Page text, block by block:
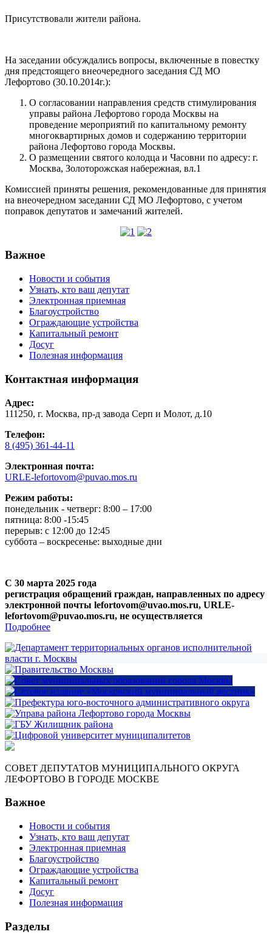
Присутствовали жители района.
На заседании обсуждались вопросы, включенные в повестку
дня предстоящего внеочередного заседания СД МО
Лефортово (30.10.2014г.):
О согласовании направления средств стимулирования
управы района Лефортово города Москвы на
проведение мероприятий по капитальному ремонту
многоквартирных домов и содержанию территории
района Лефортово города Москвы.
О размещении святого колодца и Часовни по адресу: г.
Москва, Золоторожская набережная, вл.1
Комиссией приняты решения, рекомендованные для принятия
на внеочередном заседании СД МО Лефортово, с учетом
поправок депутатов и замечаний жителей.
Важное
Новости и события
Узнать, кто ваш депутат
Электронная приемная
Благоустройство
Ограждающие устройства
Капитальный ремонт
Досуг
Полезная информация
Контактная информация
Адрес:
111250, г. Москва, пр-д завода Серп и Молот, д.10
Телефон:
8 (495) 361-44-11
Электронная почта:
URLE-lefortovom@puvao.mos.ru
Режим работы:
понедельник - четверг: 8:00 – 17:00
пятница: 8:00 -15:45
перерыв: с 12:00 до 12:45
суббота – воскресенье: выходные дни
С 30 марта 2025 года
регистрация обращений граждан, направленных по адресу
электронной почты lefortovom@uvao.mos.ru, URLE-
lefortovom@puvao.mos.ru, не осуществляется
Подробнее
СОВЕТ ДЕПУТАТОВ МУНИЦИПАЛЬНОГО ОКРУГА
ЛЕФОРТОВО В ГОРОДЕ МОСКВЕ
Важное
Новости и события
Узнать, кто ваш депутат
Электронная приемная
Благоустройство
Ограждающие устройства
Капитальный ремонт
Досуг
Полезная информация
Разделы